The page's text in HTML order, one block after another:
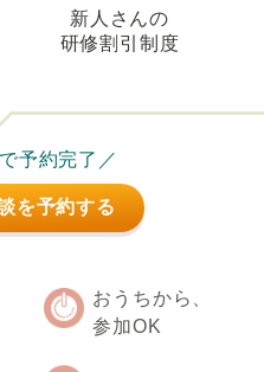
新人さんの
研修割引制度
予約完了／
を予約する
おうちから、
参加OK